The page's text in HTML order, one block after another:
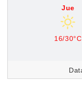
Jue
16/30°C